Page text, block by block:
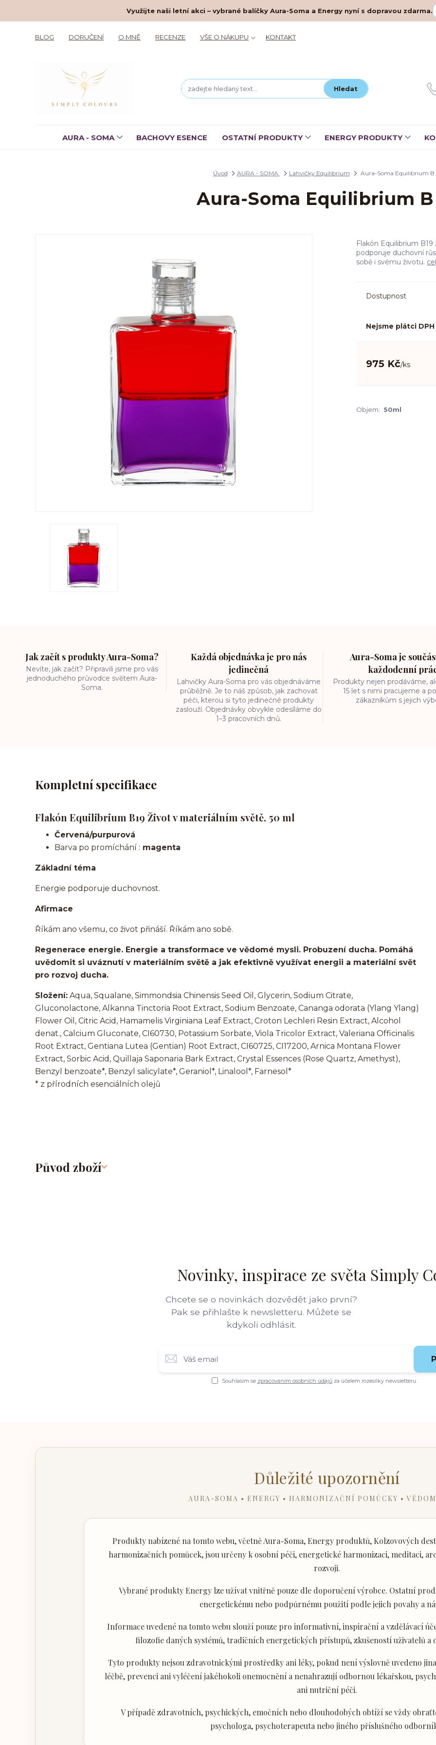
Využijte naši letní akci – vybrané balíčky Aura-Soma a Energy nyní s dopravou zdarma.
BLOG DORUČENÍ O MNĚ RECENZE VŠE O NÁKUPU KONTAKT
Hledat
AURA - SOMA BACHOVY ESENCE OSTATNÍ PRODUKTY ENERGY PRODUKTY
Úvod AURA - SOMA Lahvičky Equilibrium Aura-Soma Equilibrium B
Aura-Soma Equilibrium B
Flakón Equilibrium
podporuje duchovní
sobě i svému životu.
Dostupnost
Nejsme plátci DPH
975 Kč/ks
Objem: 50ml
Jak začít s produkty Aura-Soma?
Nevíte, jak začít? Připravili jsme pro vás
jednoduchého průvodce světem Aura-
Soma.
Každá objednávka je pro nás
jedinečná
Lahvičky Aura-Soma pro vás objednáváme
průběžně. Je to náš způsob, jak zachovat
péči, kterou si tyto jedinečné produkty
zaslouží. Objednávky obvykle odesíláme do
1–3 pracovních dnů.
Aura-Soma je
každodenní
Produkty nejen prodáváme,
15 let s nimi pracujeme a
zákazníkům s jejich
Kompletní specifikace
Flakón Equilibrium B19 Život v materiálním světě, 50 ml
Červená/purpurová
Barva po promíchání : magenta
Základní téma
Energie podporuje duchovnost.
Afirmace
Říkám ano všemu, co život přináší. Říkám ano sobě.
Regenerace energie. Energie a transformace ve vědomé mysli. Probuzení ducha. Pomáhá
uvědomit si uváznutí v materiálním světě a jak efektivně využívat energii a materiální svět
pro rozvoj ducha.
Složení: Aqua, Squalane, Simmondsia Chinensis Seed Oil, Glycerin, Sodium Citrate,
Gluconolactone, Alkanna Tinctoria Root Extract, Sodium Benzoate, Cananga odorata (Ylang Ylang)
Flower Oil, Citric Acid, Hamamelis Virginiana Leaf Extract, Croton Lechleri Resin Extract, Alcohol
denat., Calcium Gluconate, CI60730, Potassium Sorbate, Viola Tricolor Extract, Valeriana Officinalis
Root Extract, Gentiana Lutea (Gentian) Root Extract, CI60725, CI17200, Arnica Montana Flower
Extract, Sorbic Acid, Quillaja Saponaria Bark Extract, Crystal Essences (Rose Quartz, Amethyst),
Benzyl benzoate*, Benzyl salicylate*, Geraniol*, Linalool*, Farnesol*
* z přírodních esenciálních olejů
Původ zboží
Novinky, inspirace ze světa Simply
Chcete se o novinkách dozvědět jako první?
Pak se přihlašte k newsletteru. Můžete se
kdykoli odhlásit.
Souhlasím se zpracováním osobních údajůza účelem rozesílky newsletteru.
Důležité upozornění
AURA-SOMA • ENERGY • HARMONIZAČNÍ POMŮCKY •
Produkty nabízené na tomto webu, včetně Aura-Soma, Energy produktů, Kolzovových
harmonizačních pomůcek, jsou určeny k osobní péči, energetické harmonizaci, meditaci,
rozvoji.
Vybrané produkty Energy lze užívat vnitřně pouze dle doporučení výrobce. Ostatní
energetickému nebo podpůrnému použití podle jejich povahy a
Informace uvedené na tomto webu slouží pouze pro informativní, inspirační a vzdělávací
filozofie daných systémů, tradičních energetických přístupů, zkušeností uživatelů a
Tyto produkty nejsou zdravotnickými prostředky ani léky, pokud není výslovně uvedeno
léčbě, prevenci ani vyléčení jakéhokoli onemocnění a nenahrazují odbornou lékařskou,
ani nutriční péči.
V případě zdravotních, psychických, emočních nebo dlouhodobých obtíží se vždy
psychologa, psychoterapeuta nebo jiného příslušného